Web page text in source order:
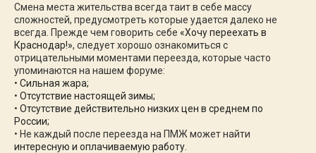
Смена места жительства всегда таит в себе массу
сложностей, предусмотреть которые удается далеко не
всегда. Прежде чем говорить себе «Хочу переехать в
Краснодар!», следует хорошо ознакомиться с
отрицательными моментами переезда, которые часто
упоминаются на нашем форуме:
• Сильная жара;
• Отсутствие настоящей зимы;
• Отсутствие действительно низких цен в среднем по
России;
• Не каждый после переезда на ПМЖ может найти
интересную и оплачиваемую работу.